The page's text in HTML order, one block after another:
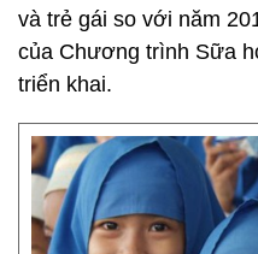
và trẻ gái so với năm
của Chương trình Sữa
triển khai.